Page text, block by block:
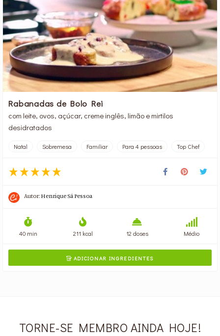
Rabanadas de Bolo Rei
com leite, ovos, açúcar, creme inglês, limão e mirtilos
desidratados
Natal Sobremesa Familiar Para 4 pessoas Top Chef
Autor: Henrique Sá Pessoa
40 min 211 kcal 12 doses Médio
ADICIONAR INGREDIENTES
TORNE-SE MEMBRO AINDA HOJE!